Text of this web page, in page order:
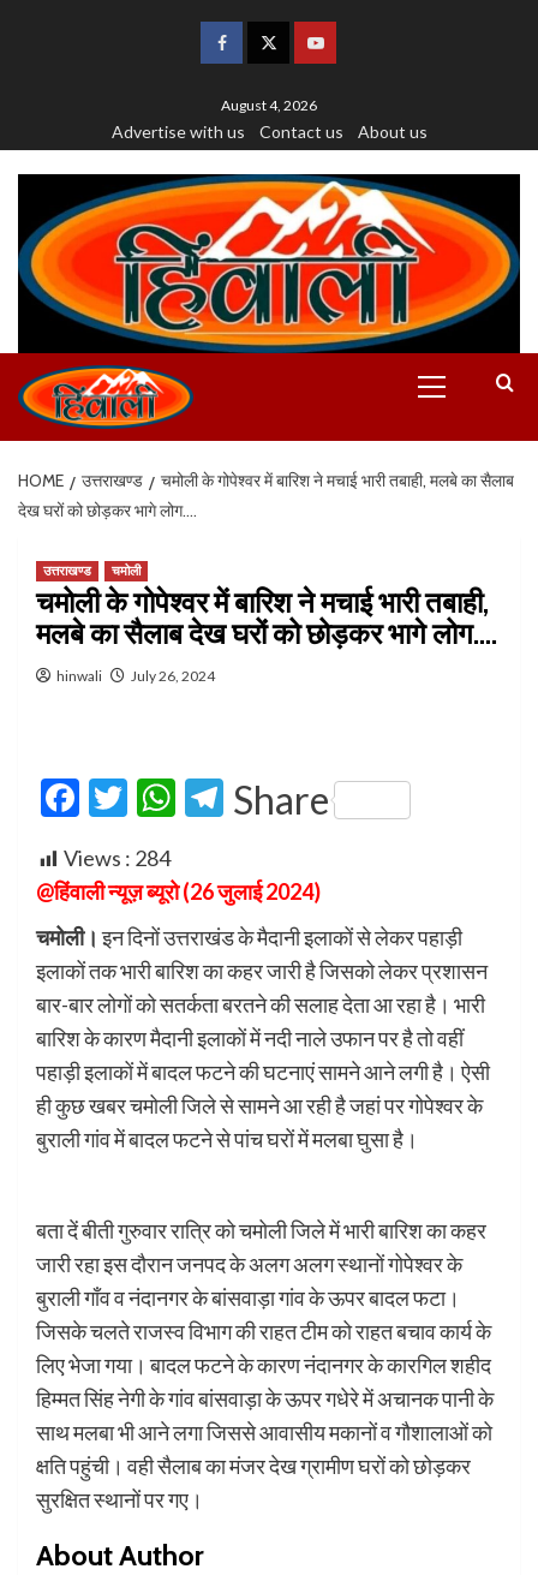
August 4, 2026
Advertise with us Contact us About us
HOME उत्तराखण्ड
चमोली के गोपेश्वर में बारिश ने मचाई भारी तबाही, मलबे का सैलाब
देख घरों को छोड़कर भागे लोग….
उत्तराखण्ड चमोली
चमोली के गोपेश्वर में बारिश ने मचाई भारी तबाही,
मलबे का सैलाब देख घरों को छोड़कर भागे लोग….
hinwali July 26, 2024
Facebook
Twitter
WhatsApp
Telegram
Share
Views : 284
@हिंवाली न्यूज़ ब्यूरो (26 जुलाई 2024)
चमोली।इन दिनों उत्तराखंड के मैदानी इलाकों से लेकर पहाड़ी
इलाकों तक भारी बारिश का कहर जारी है जिसको लेकर प्रशासन
बार-बार लोगों को सतर्कता बरतने की सलाह देता आ रहा है। भारी
बारिश के कारण मैदानी इलाकों में नदी नाले उफान पर है तो वहीं
पहाड़ी इलाकों में बादल फटने की घटनाएं सामने आने लगी है। ऐसी
ही कुछ खबर चमोली जिले से सामने आ रही है जहां पर गोपेश्वर के
बुराली गांव में बादल फटने से पांच घरों में मलबा घुसा है।
बता दें बीती गुरुवार रात्रि को चमोली जिले में भारी बारिश का कहर
जारी रहा इस दौरान जनपद के अलग अलग स्थानों गोपेश्वर के
बुराली गाँव व नंदानगर के बांसवाड़ा गांव के ऊपर बादल फटा।
जिसके चलते राजस्व विभाग की राहत टीम को राहत बचाव कार्य के
लिए भेजा गया। बादल फटने के कारण नंदानगर के कारगिल शहीद
हिम्मत सिंह नेगी के गांव बांसवाड़ा के ऊपर गधेरे में अचानक पानी के
साथ मलबा भी आने लगा जिससे आवासीय मकानों व गौशालाओं को
क्षति पहुंची। वही सैलाब का मंजर देख ग्रामीण घरों को छोड़कर
सुरक्षित स्थानों पर गए।
About Author